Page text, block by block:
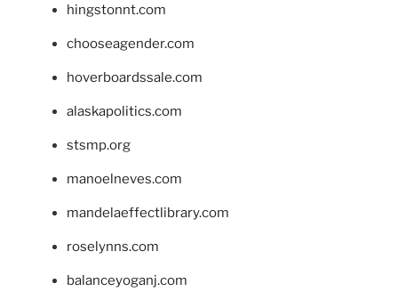
hingstonnt.com
chooseagender.com
hoverboardssale.com
alaskapolitics.com
stsmp.org
manoelneves.com
mandelaeffectlibrary.com
roselynns.com
balanceyoganj.com